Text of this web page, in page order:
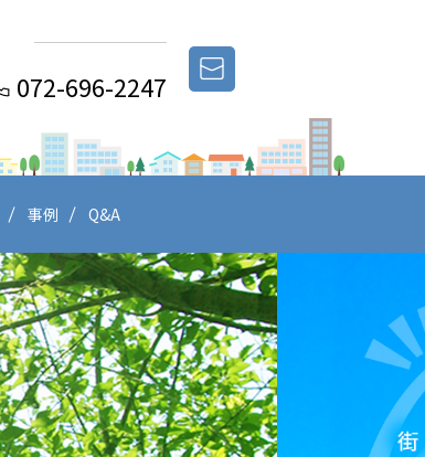
072-696-2247
事例 Q&A